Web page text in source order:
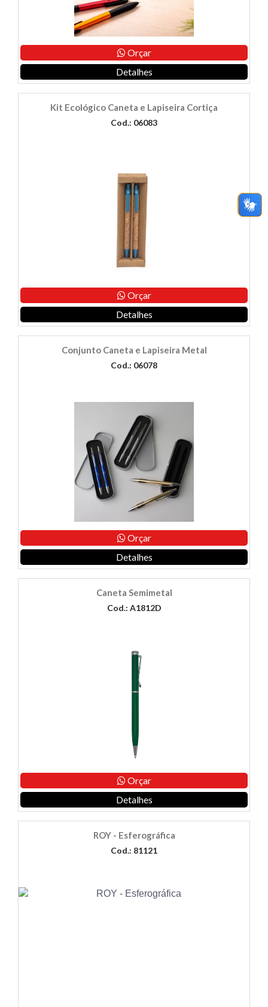
Orçar
Detalhes
Kit Ecológico Caneta e Lapiseira Cortiça
Cod.: 06083
Orçar
Detalhes
Conjunto Caneta e Lapiseira Metal
Cod.: 06078
Orçar
Detalhes
Caneta Semimetal
Cod.: A1812D
Orçar
Detalhes
ROY - Esferográfica
Cod.: 81121